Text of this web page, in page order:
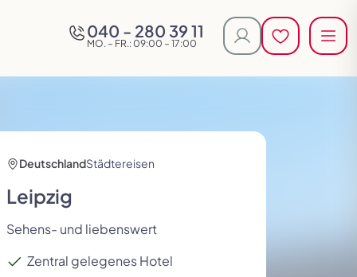
Jetzt anrufen
040 - 280 39 11
MO. – FR.: 09:00 – 17:00 Kundenlogin
Merkliste
Merkliste
Reisen in
England
Exklusiv für Alleinreisende
DeutschlandStädtereisen
Leipzig
Sehens- und liebenswert
Zentral gelegenes Hotel